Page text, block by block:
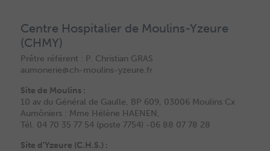
Centre Hospitalier de Moulins-Yzeure
(CHMY)
Prêtre référent : P. Christian GRAS
aumonerie@ch-moulins-yzeure.fr
Site de Moulins :
10 av du Général de Gaulle, BP 609, 03006 Moulins Cx
Aumôniers : Mme Hélène HAENEN,
Tél. 04 70 35 77 54 (poste 7754) -06 88 07 78 28
Site d’Yzeure (C.H.S.) :